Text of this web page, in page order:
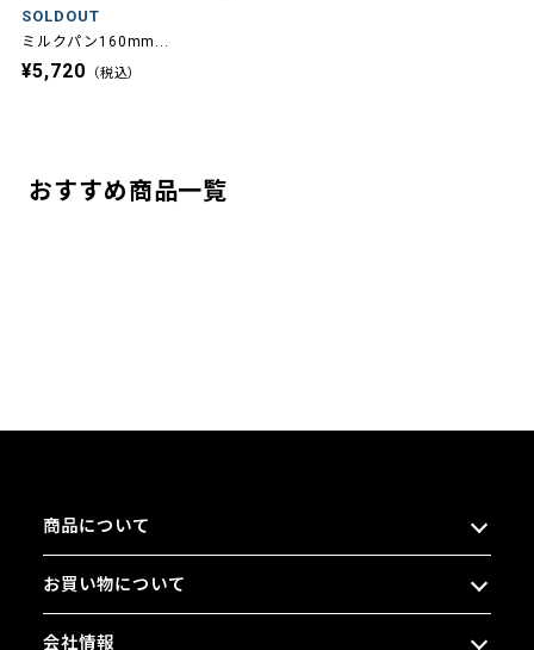
SOLDOUT
ミルクパン160mm...
¥5,720 （税込）
おすすめ商品一覧
商品について
お買い物について
会社情報